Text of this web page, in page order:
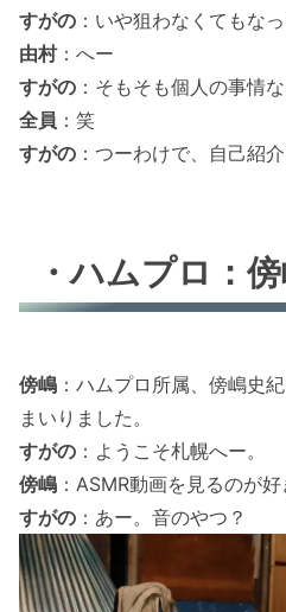
すがの ：いや狙わなくてもなっ
由村：へー
すがの ：そもそも個人の事情
全員 ：笑
すがの ：つーわけで、自己紹
・ハムプロ：
傍嶋 ：ハムプロ所属、傍嶋史
まいりました。
すがの ：ようこそ札幌へー。
傍嶋 ：ASMR動画を見るのが好
すがの ：あー。音のやつ？